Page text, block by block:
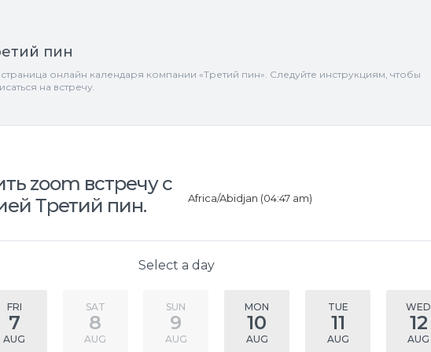
пин
страница онлайн календаря компании «Третий пин». Следуйте инструкциям, чтобы
на встречу.
zoom встречу с
Третий пин.
Africa/Abidjan (04:47 am)
Select a day
FRI
7
AUG
SAT
8
AUG
SUN
9
AUG
MON
10
AUG
TUE
11
AUG
WED
12
AUG